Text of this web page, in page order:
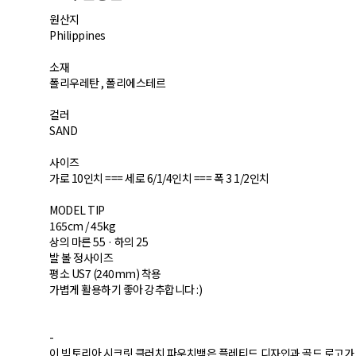
원산지
Philippines
소재
폴리우레탄 , 폴리에스테르
컬러
SAND
사이즈
가로 10인치 === 세로 6/1/4인치 === 폭 3 1/2인치
MODEL TIP
165cm / 45kg
상의 마른 55 · 하의 25
발 볼 정사이즈
평소 US7 (240mm) 착용​
가볍게 활용하기 좋아 강추합니다 :)
-